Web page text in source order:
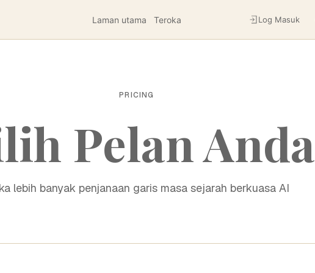
Laman utama Teroka Log Masuk
PRICING
Pelan Anda
lebih banyak penjanaan garis masa sejarah berkuasa AI